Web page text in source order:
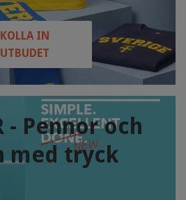
KOLLA IN
UTBUDET
- Pennor och
med tryck